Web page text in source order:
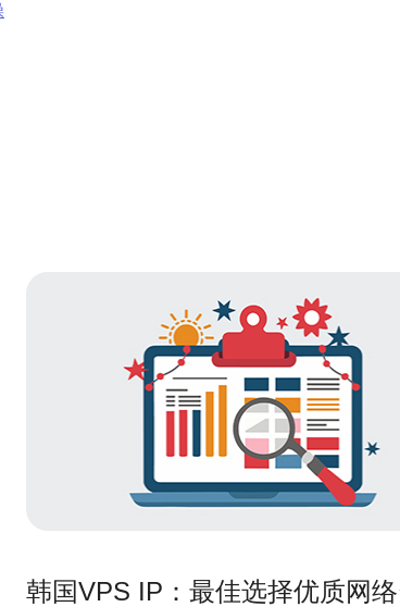
韩国VPS IP：最佳选择优质网